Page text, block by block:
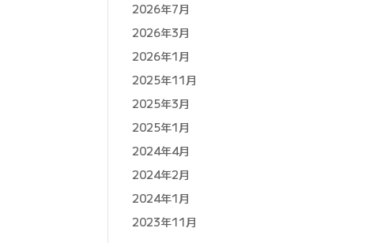
2026年7月
2026年3月
2026年1月
2025年11月
2025年3月
2025年1月
2024年4月
2024年2月
2024年1月
2023年11月